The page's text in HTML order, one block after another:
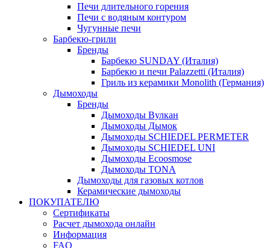
Печи длительного горения
Печи с водяным контуром
Чугунные печи
Барбекю-грили
Бренды
Барбекю SUNDAY (Италия)
Барбекю и печи Palazzetti (Италия)
Гриль из керамики Monolith (Германия)
Дымоходы
Бренды
Дымоходы Вулкан
Дымоходы Дымок
Дымоходы SCHIEDEL PERMETER
Дымоходы SCHIEDEL UNI
Дымоходы Ecoosmose
Дымоходы TONA
Дымоходы для газовых котлов
Керамические дымоходы
ПОКУПАТЕЛЮ
Сертификаты
Расчет дымохода онлайн
Информация
FAQ